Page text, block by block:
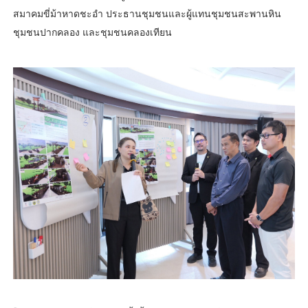
สมาคมขี่ม้าหาดชะอำ ประธานชุมชนและผู้แทนชุมชนสะพานหิน
ชุมชนปากคลอง และชุมชนคลองเทียน